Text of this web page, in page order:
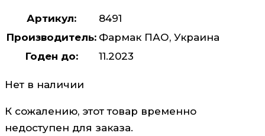
Артикул:
8491
Производитель: Фармак ПАО, Украина
Годен до:
11.2023
Нет в наличии
К сожалению, этот товар временно
недоступен для заказа.